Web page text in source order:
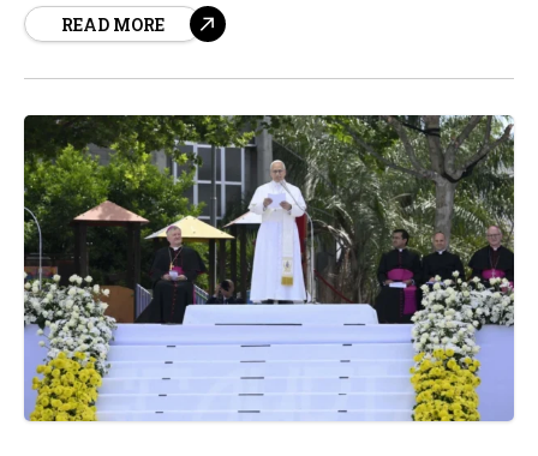
dependencia de empresas extranjeras como Nvidia. Una
READ MORE